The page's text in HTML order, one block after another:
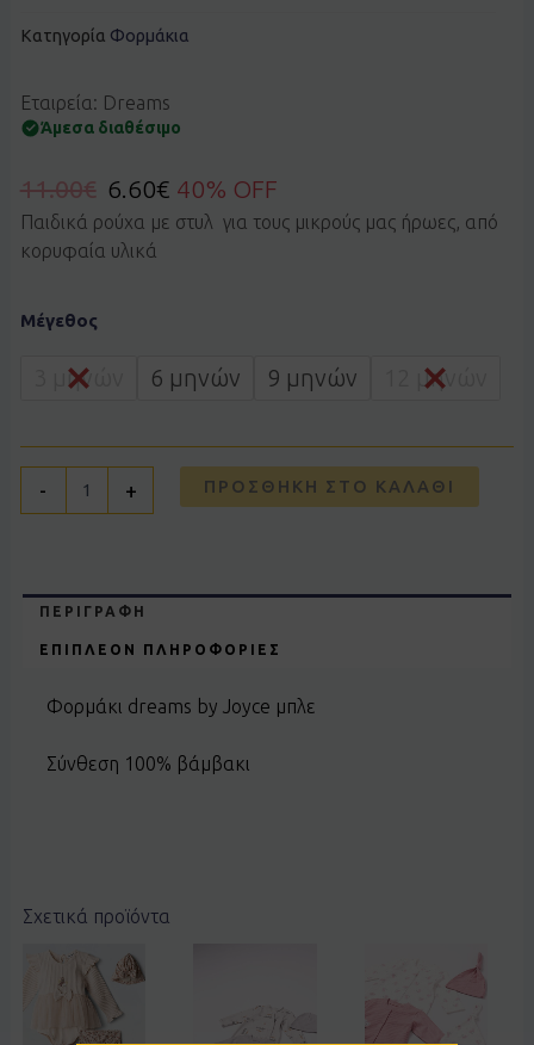
Κατηγορία Φορμάκια
Εταιρεία: Dreams
Άμεσα διαθέσιμο
11.00€ 6.60€ 40% OFF
Παιδικά ρούχα με στυλ για τους μικρούς μας ήρωες, από
κορυφαία υλικά
Μέγεθος
3 μηνών 6 μηνών 9 μηνών 12 μηνών
-
Dreams
2622211
+ ΠΡΟΣΘΉΚΗ ΣΤΟ ΚΑΛΆΘΙ
ΠΕΡΙΓΡΑΦΉ
ΕΠΙΠΛΈΟΝ ΠΛΗΡΟΦΟΡΊΕΣ
Φορμάκι dreams by Joyce μπλε
Σύνθεση 100% βάμβακι
Σχετικά προϊόντα